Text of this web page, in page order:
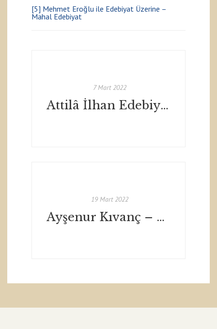
[5] Mehmet Eroğlu ile Edebiyat Üzerine –
Mahal Edebiyat
7 Mart 2022
Attilâ İlhan Edebiyat Ödülleri'ne başvurular sürüyor
19 Mart 2022
Ayşenur Kıvanç – Mahal Edebiyat / Mart 2022